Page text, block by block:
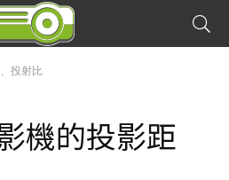
投射比
機的投影距